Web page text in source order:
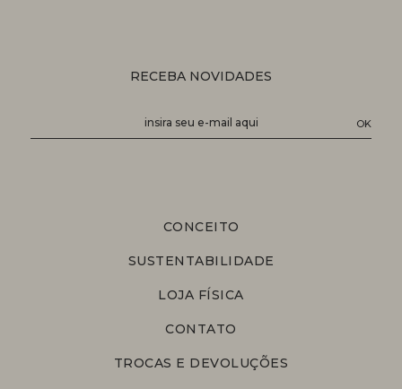
RECEBA NOVIDADES
CONCEITO
SUSTENTABILIDADE
LOJA FÍSICA
CONTATO
TROCAS E DEVOLUÇÕES